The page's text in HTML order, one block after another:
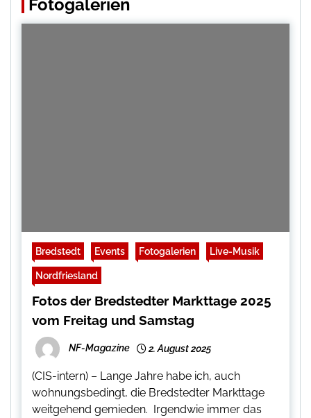
Fotogalerien
Bredstedt Events Fotogalerien Live-Musik
Nordfriesland
Fotos der Bredstedter Markttage 2025
vom Freitag und Samstag
NF-Magazine 2. August 2025
(CIS-intern) – Lange Jahre habe ich, auch
wohnungsbedingt, die Bredstedter Markttage
weitgehend gemieden. Irgendwie immer das